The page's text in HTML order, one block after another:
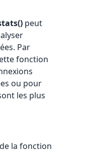
peut
Par
fonction
ou pour
les plus
la fonction